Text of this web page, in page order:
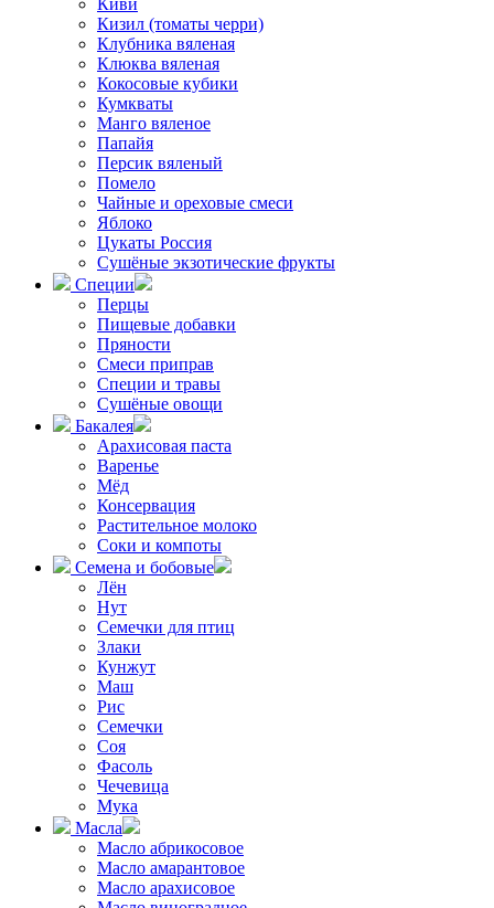
Киви
Кизил (томаты черри)
Клубника вяленая
Клюква вяленая
Кокосовые кубики
Кумкваты
Манго вяленое
Папайя
Персик вяленый
Помело
Чайные и ореховые смеси
Яблоко
Цукаты Россия
Сушёные экзотические фрукты
Специи
Перцы
Пищевые добавки
Пряности
Смеси приправ
Специи и травы
Сушёные овощи
Бакалея
Арахисовая паста
Варенье
Мёд
Консервация
Растительное молоко
Соки и компоты
Семена и бобовые
Лён
Нут
Семечки для птиц
Злаки
Кунжут
Маш
Рис
Семечки
Соя
Фасоль
Чечевица
Мука
Масла
Масло абрикосовое
Масло амарантовое
Масло арахисовое